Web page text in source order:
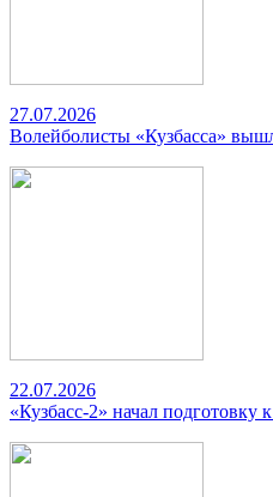
27.07.2026
Волейболисты «Кузбасса»
22.07.2026
«Кузбасс-2» начал подготовку